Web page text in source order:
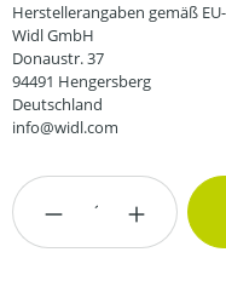
Herstellerangaben gemäß
Widl GmbH
Donaustr. 37
94491 Hengersberg
Deutschland
info@widl.com
Produkt Anzahl: